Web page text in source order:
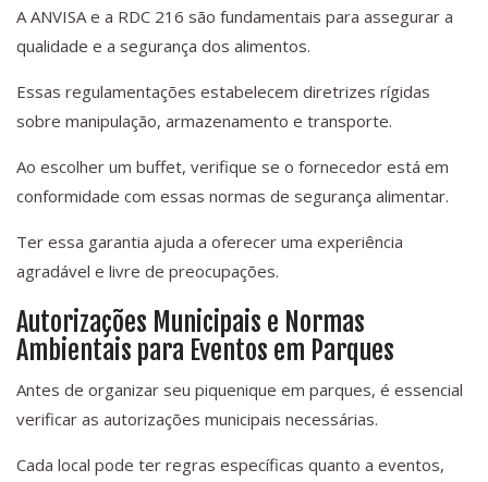
A ANVISA e a RDC 216 são fundamentais para assegurar a
qualidade e a segurança dos alimentos.
Essas regulamentações estabelecem diretrizes rígidas
sobre manipulação, armazenamento e transporte.
Ao escolher um buffet, verifique se o fornecedor está em
conformidade com essas normas de segurança alimentar.
Ter essa garantia ajuda a oferecer uma experiência
agradável e livre de preocupações.
Autorizações Municipais e Normas
Ambientais para Eventos em Parques
Antes de organizar seu piquenique em parques, é essencial
verificar as autorizações municipais necessárias.
Cada local pode ter regras específicas quanto a eventos,